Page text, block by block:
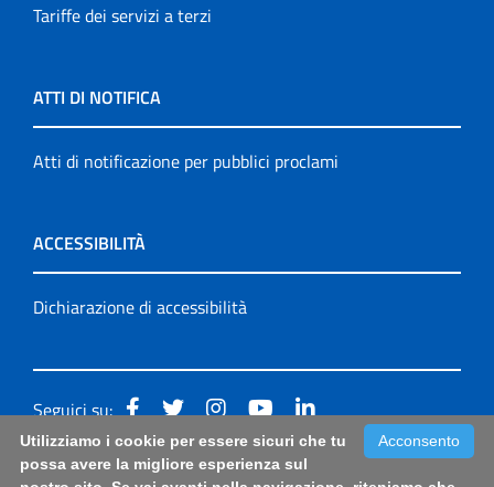
Tariffe dei servizi a terzi
ATTI DI NOTIFICA
Atti di notificazione per pubblici proclami
ACCESSIBILITÀ
Dichiarazione di accessibilità
Seguici su:
Accessibilità: form di segnalazione di prima istanza per
Acconsento
Utilizziamo i cookie per essere sicuri che tu
possa avere la migliore esperienza sul